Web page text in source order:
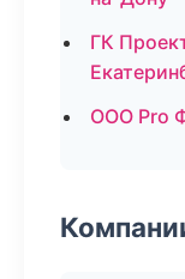
ГК
ООО Pro